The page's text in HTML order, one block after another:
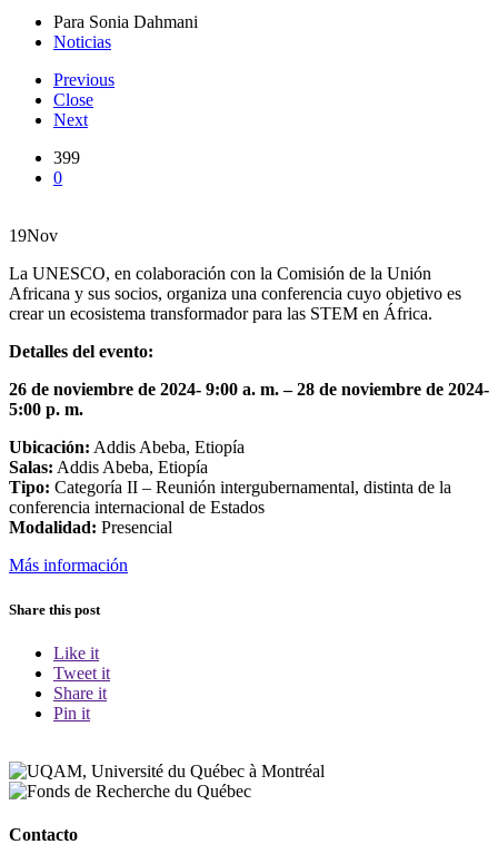
Para Sonia Dahmani
Noticias
Previous
Close
Next
399
0
19Nov
La UNESCO, en colaboración con la Comisión de la Unión
Africana y sus socios, organiza una conferencia cuyo objetivo es
crear un ecosistema transformador para las STEM en África.
Detalles del evento:
26 de noviembre de 2024- 9:00 a. m. – 28 de noviembre de 2024-
5:00 p. m.
Ubicación: Addis Abeba, Etiopía
Salas: Addis Abeba, Etiopía
Tipo: Categoría II – Reunión intergubernamental, distinta de la
conferencia internacional de Estados
Modalidad: Presencial
Más información
Share this post
Like it
Tweet it
Share it
Pin it
Contacto